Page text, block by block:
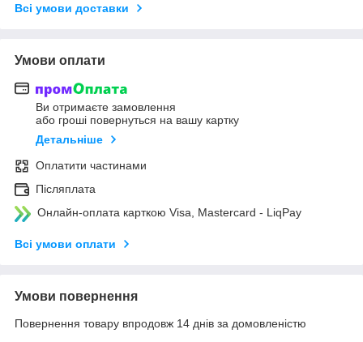
Всі умови доставки
Умови оплати
Ви отримаєте замовлення
або гроші повернуться на вашу картку
Детальніше
Оплатити частинами
Післяплата
Онлайн-оплата карткою Visa, Mastercard - LiqPay
Всі умови оплати
Умови повернення
Повернення товару впродовж 14 днів за домовленістю